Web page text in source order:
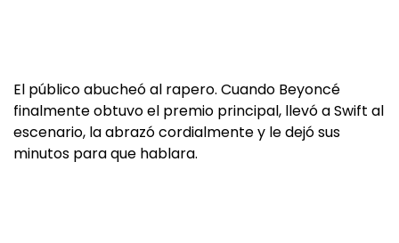
El público abucheó al rapero. Cuando Beyoncé
finalmente obtuvo el premio principal, llevó a Swift al
escenario, la abrazó cordialmente y le dejó sus
minutos para que hablara.